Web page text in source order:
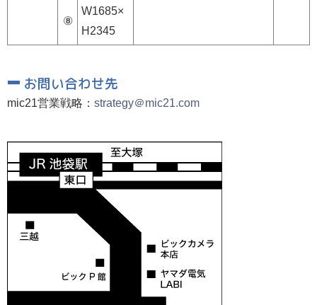
⑧
W1685×
H2345
お問い合わせ先
mic21営業戦略： strategy＠mic21.com